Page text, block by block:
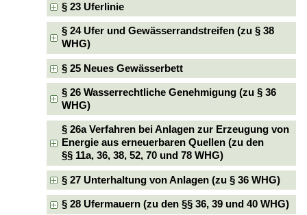
§ 23 Uferlinie
§ 24 Ufer und Gewässerrandstreifen (zu § 38
WHG)
§ 25 Neues Gewässerbett
§ 26 Wasserrechtliche Genehmigung (zu § 36
WHG)
§ 26a Verfahren bei Anlagen zur Erzeugung von
Energie aus erneuerbaren Quellen (zu den
§§ 11a, 36, 38, 52, 70 und 78 WHG)
§ 27 Unterhaltung von Anlagen (zu § 36 WHG)
§ 28 Ufermauern (zu den §§ 36, 39 und 40 WHG)